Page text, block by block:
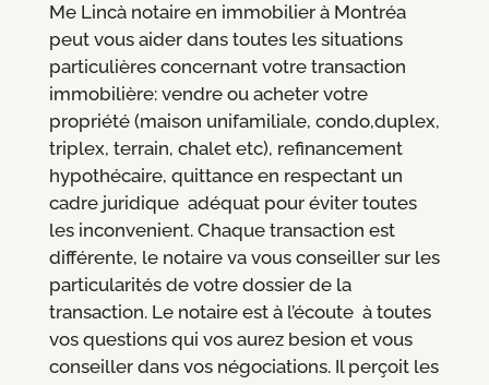
Me Lincà notaire en immobilier à Montréa
peut vous aider dans toutes les situations
particulières concernant votre transaction
immobilière: vendre ou acheter votre
propriété (maison unifamiliale, condo,duplex,
triplex, terrain, chalet etc), refinancement
hypothécaire, quittance en respectant un
cadre juridique adéquat pour éviter toutes
les inconvenient. Chaque transaction est
différente, le notaire va vous conseiller sur les
particularités de votre dossier de la
transaction. Le notaire est à l’écoute à toutes
vos questions qui vos aurez besion et vous
conseiller dans vos négociations. Il perçoit les